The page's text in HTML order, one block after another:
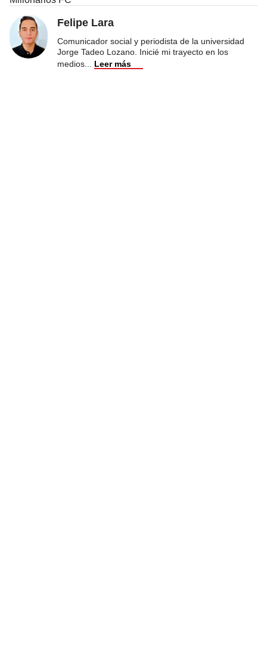
Felipe Lara
Comunicador social y periodista de la universidad
Jorge Tadeo Lozano. Inicié mi trayecto en los
medios
Leer más